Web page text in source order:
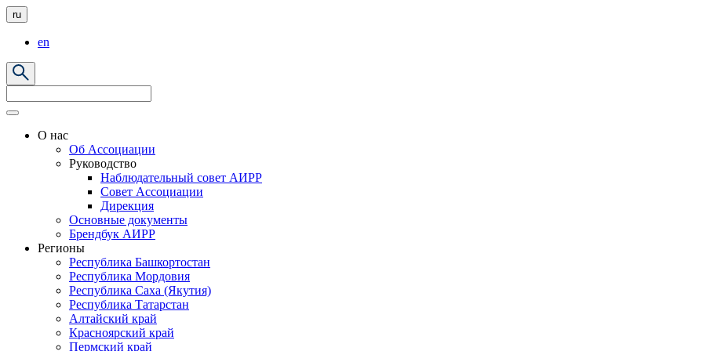
ru
en
О нас
Об Ассоциации
Руководство
Наблюдательный совет АИРР
Совет Ассоциации
Дирекция
Основные документы
Брендбук АИРР
Регионы
Республика Башкортостан
Республика Мордовия
Республика Саха (Якутия)
Республика Татарстан
Алтайский край
Красноярский край
Пермский край